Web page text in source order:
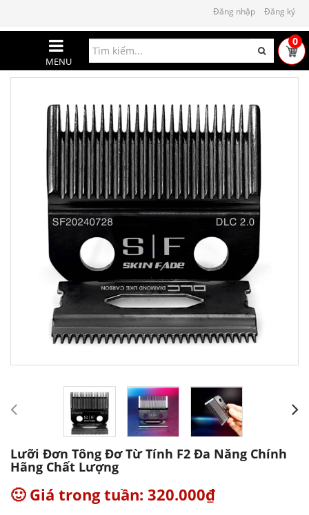
Đăng nhập Đăng ký
MENU
0
Lưỡi Đơn Tông Đơ Từ Tính F2 Đa Năng Chính
Hãng Chất Lượng
🙂 Giá trong tuần: 320.000₫